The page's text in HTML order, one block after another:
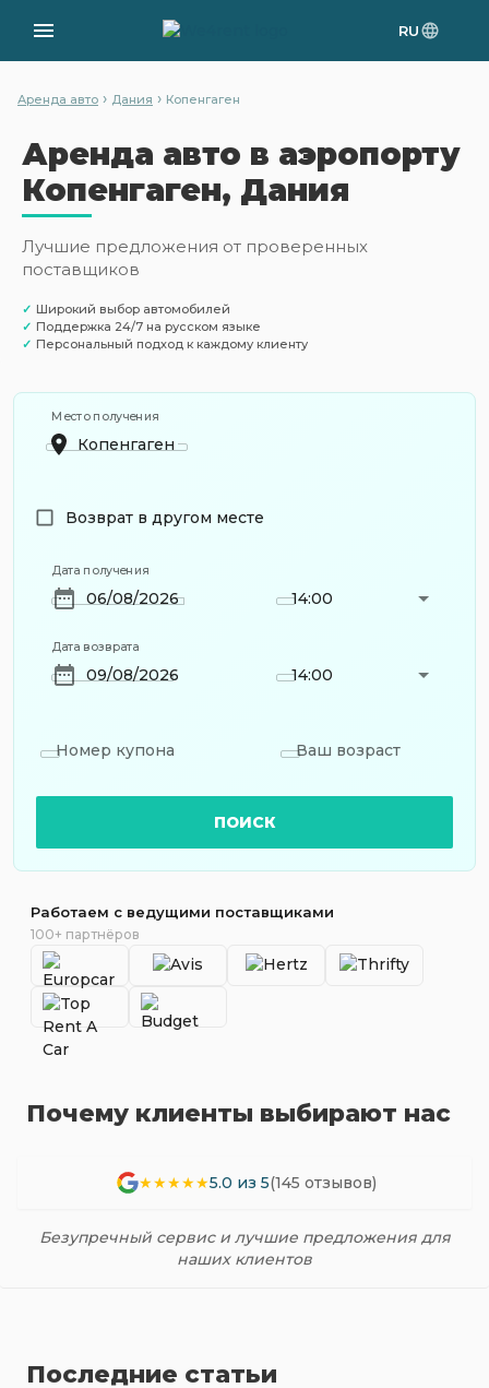
RU
Аренда авто › Дания › Копенгаген
Аренда авто в аэропорту
Копенгаген, Дания
Лучшие предложения от проверенных
поставщиков
✓ Широкий выбор автомобилей
✓ Поддержка 24/7 на русском языке
✓ Персональный подход к каждому клиенту
Место получения
Возврат в другом месте
Дата получения
14:00
Дата возврата
14:00
Номер купона Ваш возраст
ПОИСК
Работаем с ведущими поставщиками
100+ партнёров
Почему клиенты выбирают нас
★★★★★5.0 из 5(145 отзывов)
Безупречный сервис и лучшие предложения для
наших клиентов
Последние статьи